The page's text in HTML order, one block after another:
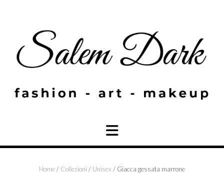
Home/ Collezioni / Unisex/ Giacca gessata marrone